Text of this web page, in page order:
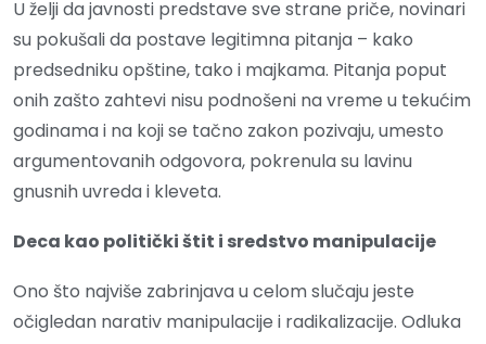
U želji da javnosti predstave sve strane priče, novinari
su pokušali da postave legitimna pitanja – kako
predsedniku opštine, tako i majkama. Pitanja poput
onih zašto zahtevi nisu podnošeni na vreme u tekućim
godinama i na koji se tačno zakon pozivaju, umesto
argumentovanih odgovora, pokrenula su lavinu
gnusnih uvreda i kleveta.
Deca kao politički štit i sredstvo manipulacije
Ono što najviše zabrinjava u celom slučaju jeste
očigledan narativ manipulacije i radikalizacije. Odluka